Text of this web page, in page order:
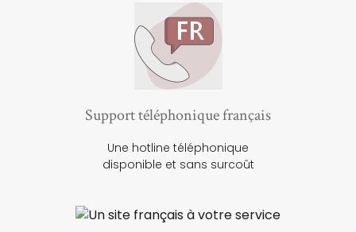
Support téléphonique français
Une hotline téléphonique
disponible et sans surcoût